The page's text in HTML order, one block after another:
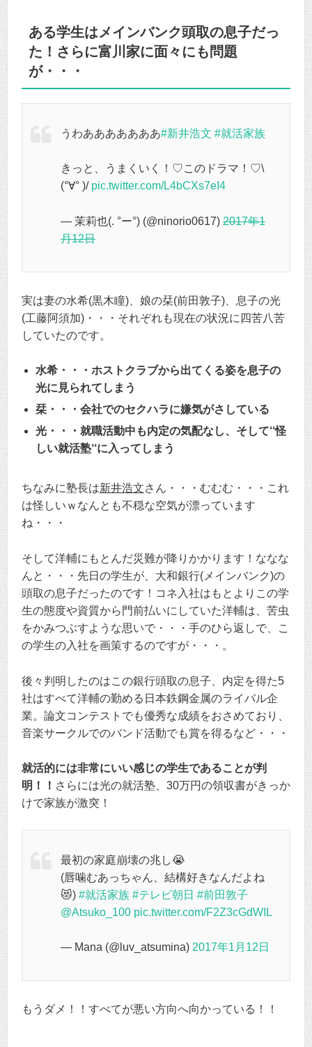
ある学生はメインバンク頭取の息子だっ
た！さらに富川家に面々にも問題
が・・・
うわあああああああ#新井浩文 #就活家族
きっと、うまくいく！♡このドラマ！♡\
(°∀° )/ pic.twitter.com/L4bCXs7eI4
— 茉莉也(. °ー°) (@ninorio0617) 2017年1
月12日
実は妻の水希(黒木瞳)、娘の栞(前田敦子)、息子の光
(工藤阿須加)・・・それぞれも現在の状況に四苦八苦
していたのです。
水希・・・ホストクラブから出てくる姿を息子の
光に見られてしまう
栞・・・会社でのセクハラに嫌気がさしている
光・・・就職活動中も内定の気配なし、そして‘‘怪
しい就活塾‘‘に入ってしまう
ちなみに塾長は新井浩文さん・・・むむむ・・・これ
は怪しいｗなんとも不穏な空気が漂っています
ね・・・
そして洋輔にもとんだ災難が降りかかります！ななな
んと・・・先日の学生が、大和銀行(メインバンク)の
頭取の息子だったのです！コネ入社はもとよりこの学
生の態度や資質から門前払いにしていた洋輔は、苦虫
をかみつぶすような思いで・・・手のひら返しで、こ
の学生の入社を画策するのですが・・・。
後々判明したのはこの銀行頭取の息子、内定を得た5
社はすべて洋輔の勤める日本鉄鋼金属のライバル企
業。論文コンテストでも優秀な成績をおさめており、
音楽サークルでのバンド活動でも賞を得るなど・・・
就活的には非常にいい感じの学生であることが判
明！！ さらには光の就活塾、30万円の領収書がきっか
けで家族が激突！
最初の家庭崩壊の兆し😭
(唇噛むあっちゃん、結構好きなんだよね
😻) #就活家族 #テレビ朝日 #前田敦子
@Atsuko_100 pic.twitter.com/F2Z3cGdWIL
— Mana (@luv_atsumina) 2017年1月12日
もうダメ！！すべてが悪い方向へ向かっている！！